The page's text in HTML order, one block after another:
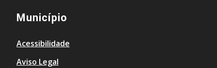
Município
Acessibilidade
Aviso Legal